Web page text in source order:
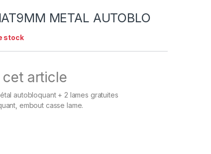
METAL AUTOBLO
stock
article
autobloquant + 2 lames gratuites
embout casse lame.